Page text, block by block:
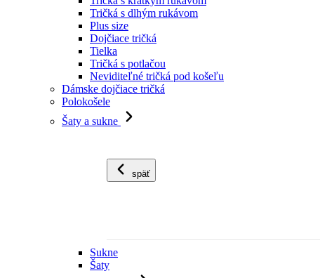
Tričká s dlhým rukávom
Plus size
Dojčiace tričká
Tielka
Tričká s potlačou
Neviditeľné tričká pod košeľu
Dámske dojčiace tričká
Polokošele
Šaty a sukne
späť
Sukne
Šaty